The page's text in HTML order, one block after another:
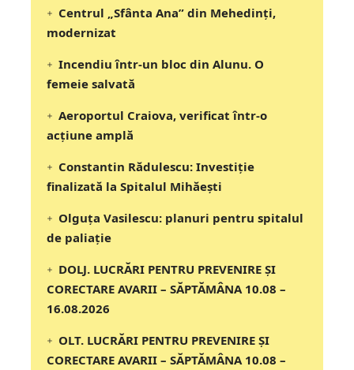
Centrul „Sfânta Ana” din Mehedinți,
modernizat
Incendiu într-un bloc din Alunu. O
femeie salvată
Aeroportul Craiova, verificat într-o
acțiune amplă
Constantin Rădulescu: Investiție
finalizată la Spitalul Mihăești
Olguța Vasilescu: planuri pentru spitalul
de paliație
DOLJ. LUCRĂRI PENTRU PREVENIRE ȘI
CORECTARE AVARII – SĂPTĂMÂNA 10.08 –
16.08.2026
OLT. LUCRĂRI PENTRU PREVENIRE ȘI
CORECTARE AVARII – SĂPTĂMÂNA 10.08 –